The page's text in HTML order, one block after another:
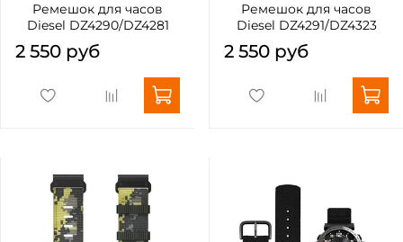
Ремешок для часов
Diesel DZ4290/DZ4281
2 550 руб
Ремешок для часов
Diesel DZ4291/DZ4323
2 550 руб